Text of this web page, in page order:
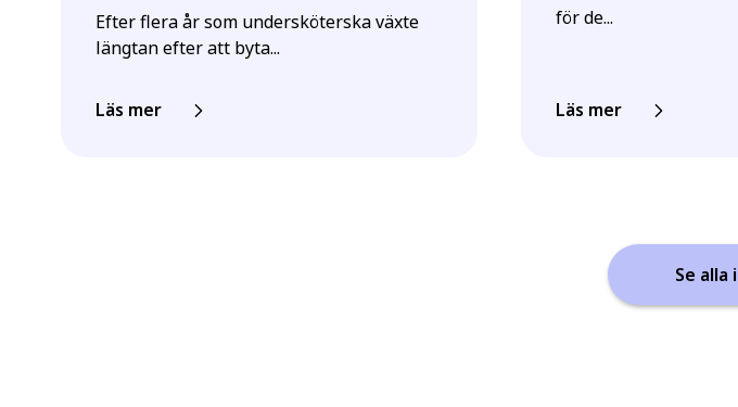
Efter flera år som undersköterska växte
längtan efter att byta...
Läs mer
för de...
Läs mer
Se alla